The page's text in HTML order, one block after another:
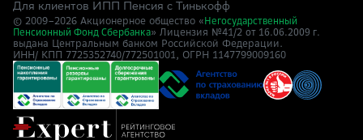
Для клиентов ИПП Пенсия с Тинькофф
© 2009–2026 Акционерное общество « Негосударственный
Пенсионный Фонд Сбербанка» Лицензия №41/2 от 16.06.2009 г.
выдана Центральным банком Российской Федерации.
ИНН/ КПП 7725352740/772501001, ОГРН 1147799009160